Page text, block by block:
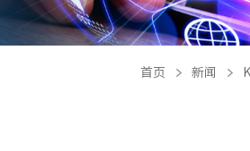
首页 新闻